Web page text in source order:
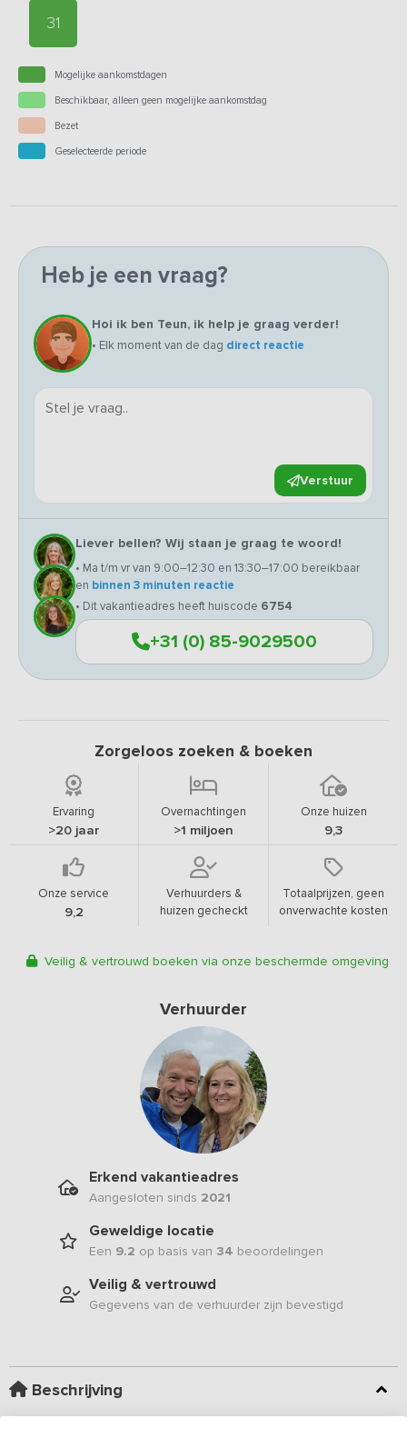
31
Mogelijke aankomstdagen
Beschikbaar, alleen geen mogelijke aankomstdag
Bezet
Geselecteerde periode
Heb je een vraag?
Hoi ik ben Teun, ik help je graag verder!
• Elk moment van de dag direct reactie
Verstuur
Liever bellen? Wij staan je graag te woord!
• Ma t/m vr van 9:00–12:30 en 13:30–17:00 bereikbaar
en binnen 3 minuten reactie
• Dit vakantieadres heeft huiscode 6754
+31 (0) 85-9029500
Zorgeloos zoeken & boeken
Ervaring
>20 jaar
Overnachtingen
>1 miljoen
Onze huizen
9,3
Onze service
9,2
Verhuurders &
huizen gecheckt
Totaalprijzen, geen
onverwachte kosten
Veilig & vertrouwd boeken via onze beschermde omgeving
Verhuurder
Erkend vakantieadres
Aangesloten sinds 2021
Geweldige locatie
Een 9.2 op basis van 34 beoordelingen
Veilig & vertrouwd
Gegevens van de verhuurder zijn bevestigd
Beschrijving